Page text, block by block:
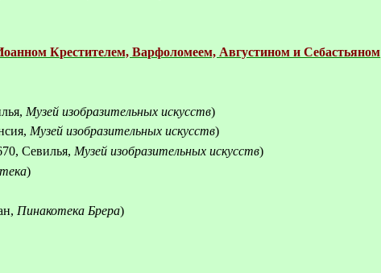
нном Крестителем, Варфоломеем, Августином и Себастьяном
Музей изобразительных искусств)
Музей изобразительных искусств)
Севилья, Музей изобразительных искусств)
)
Пинакотека Брера)